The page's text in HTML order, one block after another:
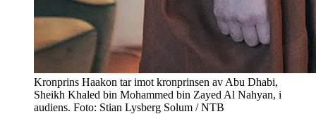
Kronprins Haakon tar imot kronprinsen av Abu Dhabi,
Sheikh Khaled bin Mohammed bin Zayed Al Nahyan, i
audiens. Foto: Stian Lysberg Solum / NTB